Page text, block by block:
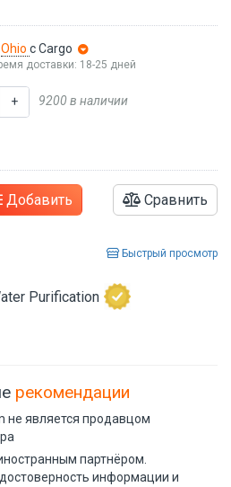
Ohio с Cargo
доставки: 18-25 дней
+ 9200 в наличии
Добавить Сравнить
Быстрый просмотр
Purification
рекомендации
не является продавцом
партнёром.
информации и